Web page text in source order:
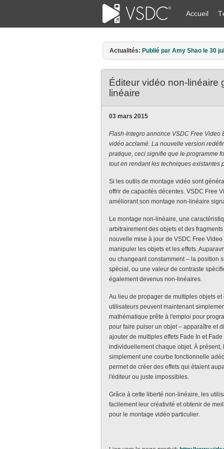
Accueil
Actualités: Publié par Amy Shao le 30
Éditeur vidéo non-linéaire
linéaire
03 mars 2015
Flash-Integro annonce VSDC Free
vidéo acclamé. La nouvelle version
pratique, ceci signifie que le programme
tout en rendant les techniques existantes
Si les outils de montage vidéo sont
offrir de capacités décentes. VSDC Free
améliorant son montage non-linéaire
Le montage non-linéaire, une
arbitrairement des objets et des
nouvelle mise à jour de VSDC Free
manipuler les objets et les effets.
ou changeant constamment – la position
spécial, ou une valeur de contraste
également devenus non-linéaires.
Au lieu de propager de multiples objets
utilisateurs peuvent maintenant
mathématique prête à l'emploi pour
pour faire pulser un objet – apparaître et
ajouter de multiples effets Fade In et
individuellement chaque objet. À
simplement une courbe fonctionnelle
permet de créer des effets qui étaient
l'éditeur ou juste impossibles.
Grâce à cette liberté non-linéaire, les
facilement leur créativité et obtenir de
pour le montage vidéo particulier.